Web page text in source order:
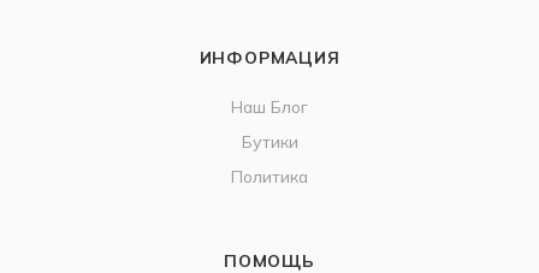
ИНФОРМАЦИЯ
Наш Блог
Бутики
Политика
ПОМОЩЬ